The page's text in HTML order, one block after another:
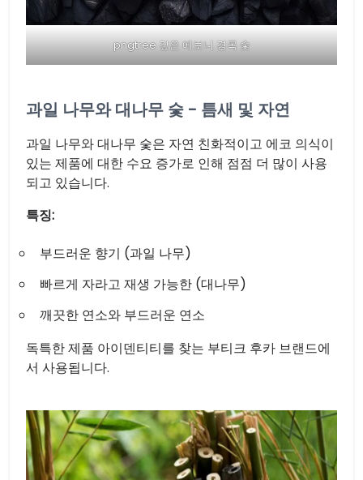
pngtree 깊은 에보니 경목 숯
과일 나무와 대나무 숯 - 틈새 및 자연
과일 나무와 대나무 숯은 자연 친화적이고 에코 의식이
있는 제품에 대한 수요 증가로 인해 점점 더 많이 사용
되고 있습니다.
특징:
부드러운 향기 (과일 나무)
빠르게 자라고 재생 가능한 (대나무)
깨끗한 연소와 부드러운 연소
독특한 제품 아이덴티티를 찾는 부티크 후카 브랜드에
서 사용됩니다.